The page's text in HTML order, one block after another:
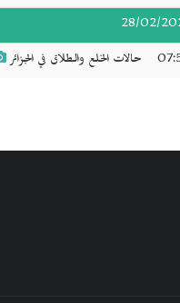
28/02/
حالات الخلع والطلاق في الجزائر